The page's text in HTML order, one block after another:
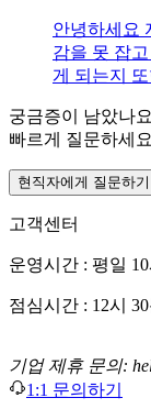
안녕하세요
감을 못 잡
게 되는지
궁금증이 남았나
빠르게 질문하세
현직자에게 질문하기
고객센터
운영시간 : 평일
점심시간 : 12시 30
기업 제휴 문의:
1:1 문의하기